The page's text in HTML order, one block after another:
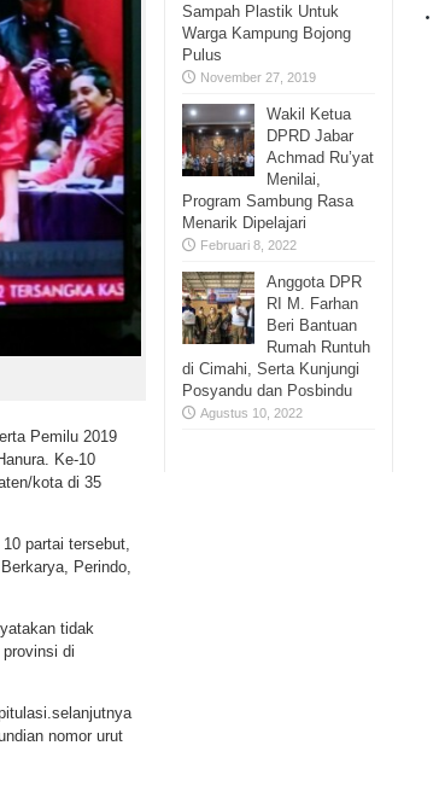
Pemilu 2019
Ke-10
kota di 35
partai tersebut,
Perindo,
tidak
di
nomor urut
Sampah Plastik Untuk
Warga Kampung Bojong
Pulus
November 27, 2019
Wakil Ketua
DPRD Jabar
Achmad Ru’yat
Menilai,
Program Sambung Rasa
Menarik Dipelajari
Februari 8, 2022
Anggota DPR
RI M. Farhan
Beri Bantuan
Rumah Runtuh
di Cimahi, Serta Kunjungi
Posyandu dan Posbindu
Agustus 10, 2022